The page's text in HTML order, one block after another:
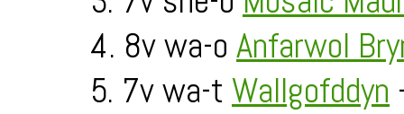
4. 8v wa-o Anfarwol
5. 7v wa-t Wallgofddyn